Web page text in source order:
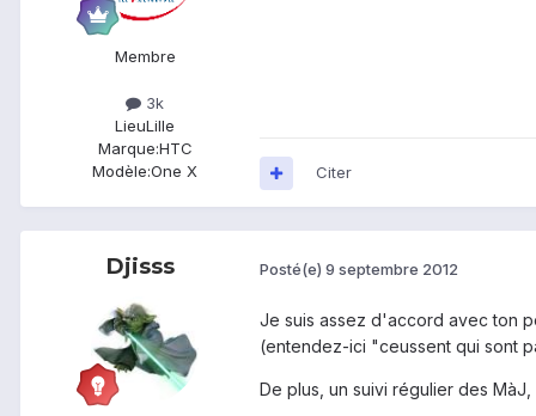
Membre
3k
LieuLille
Marque:HTC
Modèle:One X Citer
Djisss Posté(e) 9 septembre 2012
Je suis assez d'accord avec ton
(entendez-ici "ceussent qui sont
De plus, un suivi régulier des